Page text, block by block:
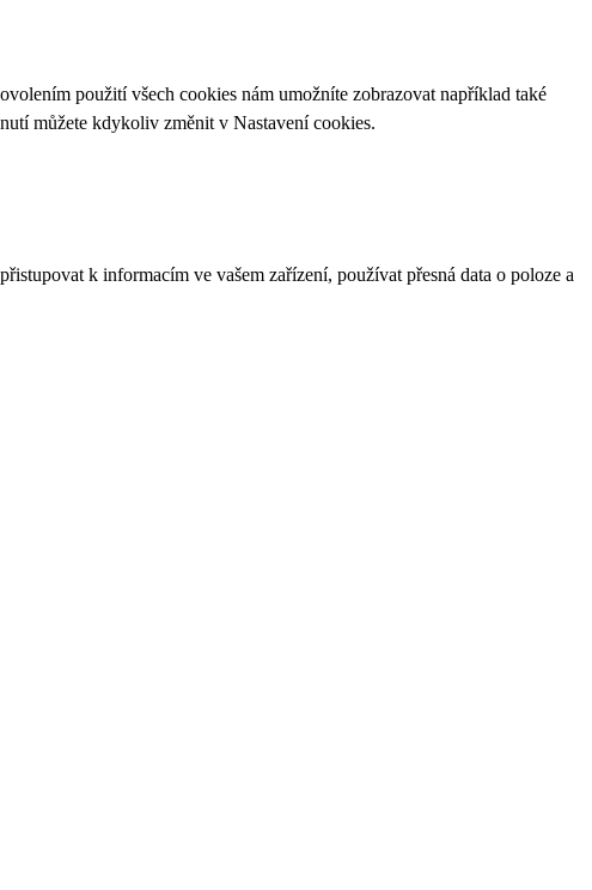
použití všech cookies nám umožníte zobrazovat například také
můžete kdykoliv změnit v Nastavení cookies.
k informacím ve vašem zařízení, používat přesná data o poloze a